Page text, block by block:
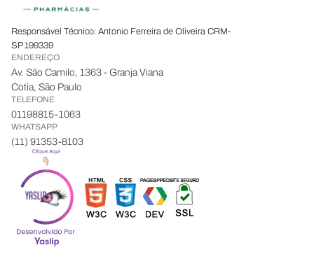
Responsável Técnico: Antonio Ferreira de Oliveira CRM-
SP 199339
ENDEREÇO
Av. São Camilo, 1363 - Granja Viana
Cotia, São Paulo
TELEFONE
01198815-1063
WHATSAPP
(11) 91353-8103